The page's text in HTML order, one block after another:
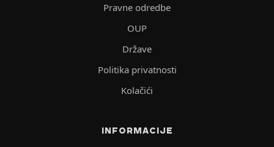
Pravne odredbe
OUP
Države
Politika privatnosti
Kolačići
INFORMACIJE